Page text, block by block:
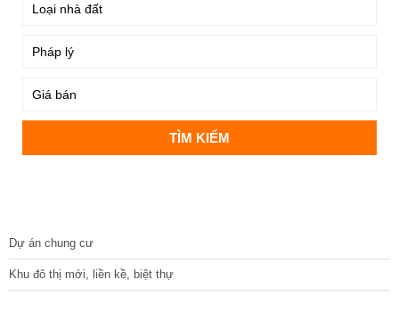
Dự án chung cư
Khu đô thị mới, liền kề, biệt thự